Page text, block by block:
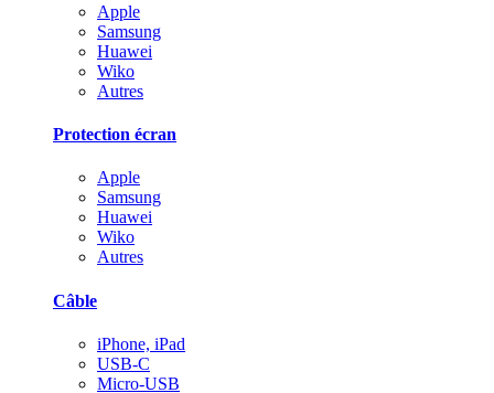
Apple
Samsung
Huawei
Wiko
Autres
Protection écran
Apple
Samsung
Huawei
Wiko
Autres
Câble
iPhone, iPad
USB-C
Micro-USB